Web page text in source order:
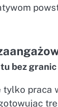
bez granic
praca